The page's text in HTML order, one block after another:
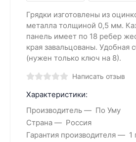
Грядки изготовлены из
металла толщиной 0,5 мм.
панель имеет по 18 ребер
края завальцованы. ​Удобная
(нужен только ключ на 8).
Написать отзыв
Характеристики:
Производитель
По Уму
Страна
Россия
Гарантия производителя
1